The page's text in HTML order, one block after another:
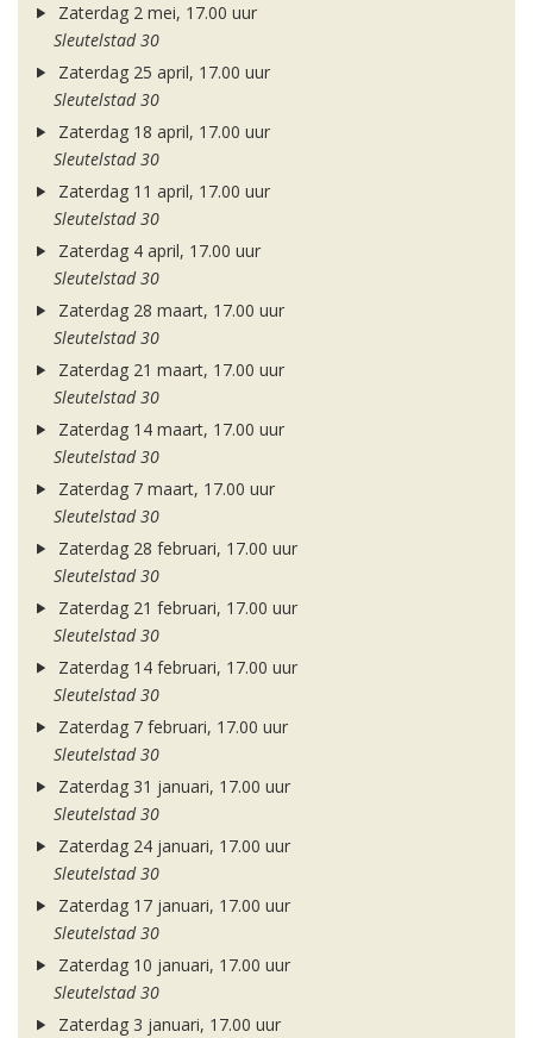
Zaterdag 2 mei, 17.00 uur
Sleutelstad 30
Zaterdag 25 april, 17.00 uur
Sleutelstad 30
Zaterdag 18 april, 17.00 uur
Sleutelstad 30
Zaterdag 11 april, 17.00 uur
Sleutelstad 30
Zaterdag 4 april, 17.00 uur
Sleutelstad 30
Zaterdag 28 maart, 17.00 uur
Sleutelstad 30
Zaterdag 21 maart, 17.00 uur
Sleutelstad 30
Zaterdag 14 maart, 17.00 uur
Sleutelstad 30
Zaterdag 7 maart, 17.00 uur
Sleutelstad 30
Zaterdag 28 februari, 17.00 uur
Sleutelstad 30
Zaterdag 21 februari, 17.00 uur
Sleutelstad 30
Zaterdag 14 februari, 17.00 uur
Sleutelstad 30
Zaterdag 7 februari, 17.00 uur
Sleutelstad 30
Zaterdag 31 januari, 17.00 uur
Sleutelstad 30
Zaterdag 24 januari, 17.00 uur
Sleutelstad 30
Zaterdag 17 januari, 17.00 uur
Sleutelstad 30
Zaterdag 10 januari, 17.00 uur
Sleutelstad 30
Zaterdag 3 januari, 17.00 uur